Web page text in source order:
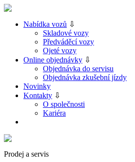
Nabídka vozů ⇩
Skladové vozy
Předváděcí vozy
Ojeté vozy
Online objednávky ⇩
Objednávka do servisu
Objednávka zkušební jízdy
Novinky
Kontakty ⇩
O společnosti
Kariéra
Prodej a servis